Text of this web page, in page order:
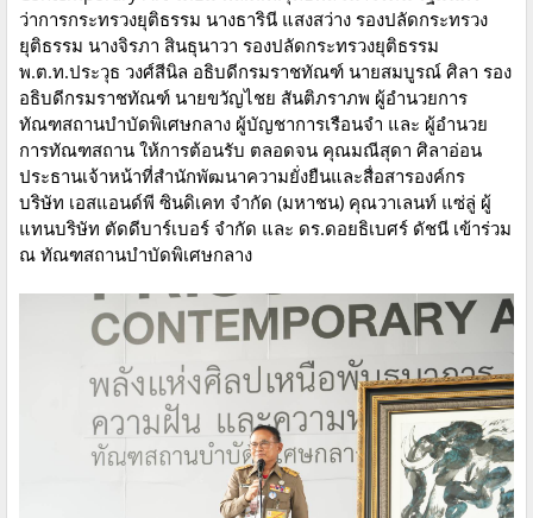
ว่าการกระทรวงยุติธรรม นางธารินี แสงสว่าง รองปลัดกระทรวง
ยุติธรรม นางจิรภา สินธุนาวา รองปลัดกระทรวงยุติธรรม
พ.ต.ท.ประวุธ วงศ์สีนิล อธิบดีกรมราชทัณฑ์ นายสมบูรณ์ ศิลา รอง
อธิบดีกรมราชทัณฑ์ นายขวัญไชย สันติภราภพ ผู้อำนวยการ
ทัณฑสถานบำบัดพิเศษกลาง ผู้บัญชาการเรือนจำ และ ผู้อำนวย
การทัณฑสถาน ให้การต้อนรับ ตลอดจน คุณมณีสุดา ศิลาอ่อน
ประธานเจ้าหน้าที่สำนักพัฒนาความยั่งยืนและสื่อสารองค์กร
บริษัท เอสแอนด์พี ซินดิเคท จำกัด (มหาชน) คุณวาเลนท์ แซ่ลู่ ผู้
แทนบริษัท ตัดดีบาร์เบอร์ จำกัด และ ดร.ดอยธิเบศร์ ดัชนี เข้าร่วม
ณ ทัณฑสถานบำบัดพิเศษกลาง